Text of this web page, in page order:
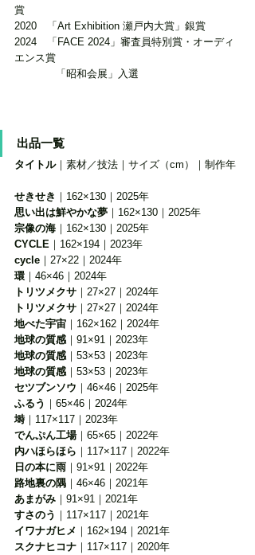
賞
2020　「Art Exhibition 瀬戸内大賞」銀賞
2024　「FACE 2024」審査員特別賞・オーディ
エンス賞
「昭和会展」入選
出品一覧
タイトル｜素材／技法｜サイズ（cm）｜制作年
せきせき ｜162×130｜2025年
思い出は鮮やかな夢 ｜162×130｜2025年
宗像の海 ｜162×130｜2025年
CYCLE ｜162×194｜2023年
cycle ｜27×22｜2024年
環 ｜46×46｜2024年
トリツメクサ ｜27×27｜2024年
トリツメクサ ｜27×27｜2024年
地べた宇宙 ｜162×162｜2024年
地球の質感 ｜91×91｜2023年
地球の質感 ｜53×53｜2023年
地球の質感 ｜53×53｜2023年
セツブンソウ ｜46×46｜2025年
ふるう ｜65×46｜2024年
塒｜117×117｜2023年
でんぷん工場｜65×65｜2022年
内ハほらほら ｜117×117｜2022年
日の本に雨 ｜91×91｜2022年
路地裏の隅 ｜46×46｜2021年
あまがみ ｜91×91｜2021年
すさのう ｜117×117｜2021年
イワナガヒメ ｜162×194｜2021年
スクナヒコナ ｜117×117｜2020年